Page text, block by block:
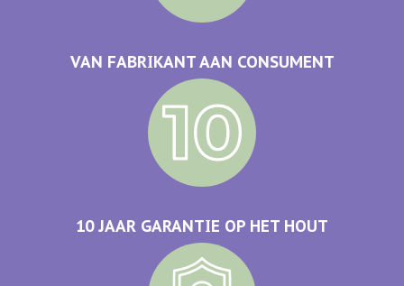
VAN FABRIKANT AAN CONSUMENT
10 JAAR GARANTIE OP HET HOUT